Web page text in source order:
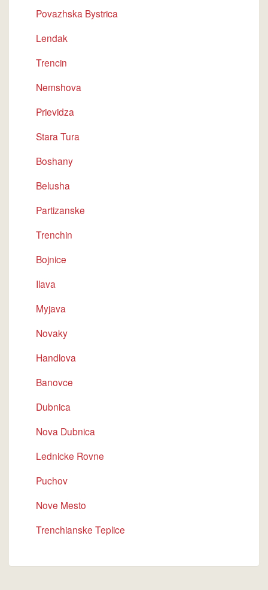
Povazhska Bystrica
Lendak
Trencin
Nemshova
Prievidza
Stara Tura
Boshany
Belusha
Partizanske
Trenchin
Bojnice
Ilava
Myjava
Novaky
Handlova
Banovce
Dubnica
Nova Dubnica
Lednicke Rovne
Puchov
Nove Mesto
Trenchianske Teplice